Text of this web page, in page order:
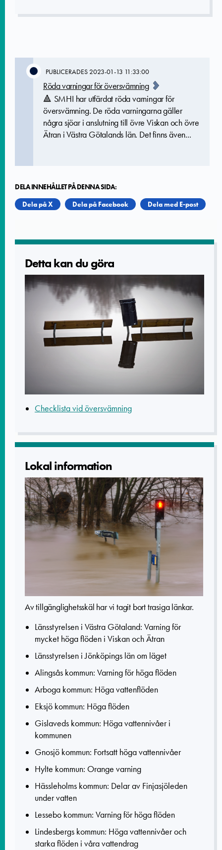
PUBLICERADES 2023-01-13 11:33:00
Röda varningar för översvämning
🔺 SMHI har utfärdat röda varningar för
översvämning. De röda varningarna gäller
några sjöar i anslutning till övre Viskan och övre
Ätran i Västra Götalands län. Det finns även...
DELA INNEHÅLLET PÅ DENNA SIDA:
Dela på X
Dela på Facebook Dela med E-post
Detta kan du göra
Checklista vid översvämning
Lokal informatio­n
Av tillgänglighetsskäl har vi tagit bort trasiga länkar.
Länsstyrelsen i Västra Götaland: Varning för
mycket höga flöden i Viskan och Ätran
Länsstyrelsen i Jönköpings län om läget
Alingsås kommun: Varning för höga flöden
Arboga kommun: Höga vattenflöden
Eksjö kommun: Höga flöden
Gislaveds kommun: Höga vattennivåer i
kommunen
Gnosjö kommun: Fortsatt höga vattennivåer
Hylte kommun: Orange varning
Hässleholms kommun: Delar av Finjasjöleden
under vatten
Lessebo kommun: Varning för höga flöden
Lindesbergs kommun: Höga vattennivåer och
starka flöden i våra vattendrag